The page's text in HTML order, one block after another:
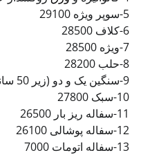
5-سوپر ویژه 29100
6-کلاف 28500
7-ویژه 28500
8-حلب 28200
9-سنگین یک و دو (زیر 50 سانت)،درب و پنجره 28000
10-سبک 27800
11-سفاله ریز بار 26500
12-سفاله پوشالی 26100
13-سفاله اتومات 7000